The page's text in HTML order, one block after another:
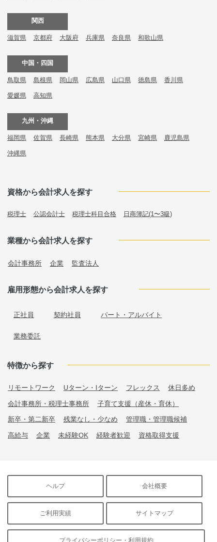
関西
滋賀県 京都府 大阪府 兵庫県 奈良県 和歌山県
中国・四国
鳥取県 島根県 岡山県 広島県 山口県 徳島県 香川県
愛媛県 高知県
九州・沖縄
福岡県 佐賀県 長崎県 熊本県 大分県 宮崎県 鹿児島県
沖縄県
資格から会計求人を探す
税理士 公認会計士 税理士科目合格 日商簿記(1〜3級)
業種から会計求人を探す
会計事務所 企業 監査法人
雇用形態から会計求人を探す
正社員 契約社員 パート・アルバイト
業務委託
特徴から探す
リモートワーク Uターン・Iターン フレックス 休日多め
会計事務所・税理士事務所 子育て支援（産休・育休）
新卒・第二新卒 残業なし・少なめ 管理職・管理職候補
高給与 企業 未経験OK 経験者歓迎 資格取得支援
ヘルプ 会社概要
ご利用実績 サイトマップ
プライバシーポリシー・利用規約